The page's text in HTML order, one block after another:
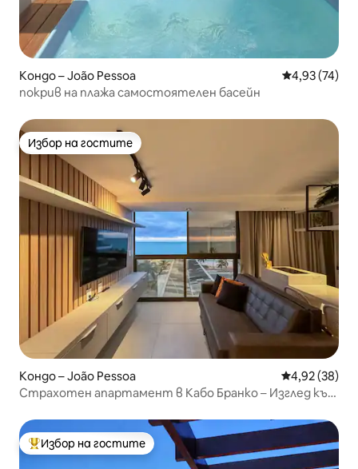
Кондо – João Pessoa Средна
4,93 (74)
покрив на плажа самостоятелен басейн
Избор на гостите
Избор на гостите
Кондо – João Pessoa Средна
4,92 (38)
Страхотен апартамент в Кабо Бранко – Изглед към
Най-популярен избор на гостите
Избор на гостите